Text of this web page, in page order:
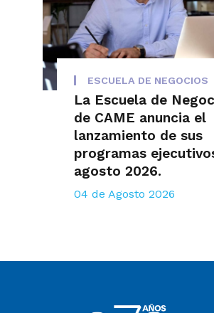
ESCUELA DE NEGOCIOS
La Escuela de
de CAME anuncia el
lanzamiento de sus
programas
agosto 2026.
04 de Agosto 2026